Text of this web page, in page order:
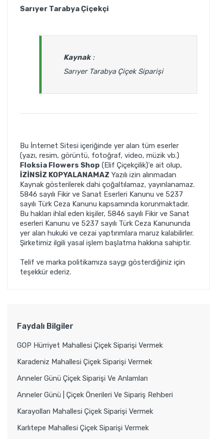
Faydalı Bilgiler
GOP Hürriyet Mahallesi Çiçek Siparişi Vermek
Karadeniz Mahallesi Çiçek Siparişi Vermek
Anneler Günü Çiçek Siparişi Ve Anlamları
Anneler Günü | Çiçek Önerileri Ve Sipariş Rehberi
Karayolları Mahallesi Çiçek Siparişi Vermek
Karlıtepe Mahallesi Çiçek Siparişi Vermek
Sarıyer Tarabya Çiçekçi
Kaynak:
Sarıyer Tarabya Çiçek Siparişi
Bu İnternet Sitesi içeriğinde yer alan tüm eserler
(yazı, resim, görüntü, fotoğraf, video, müzik vb.)
Floksia Flowers Shop (Elif Çiçekçilik)'e ait olup,
İZİNSİZ KOPYALANAMAZ Yazılı izin alınmadan
Kaynak gösterilerek dahi çoğaltılamaz, yayınlanamaz.
5846 sayılı Fikir ve Sanat Eserleri Kanunu ve 5237
sayılı Türk Ceza Kanunu kapsamında korunmaktadır.
Bu hakları ihlal eden kişiler, 5846 sayılı Fikir ve Sanat
eserleri Kanunu ve 5237 sayılı Türk Ceza Kanununda
yer alan hukuki ve cezai yaptırımlara maruz kalabilirler.
Şirketimiz ilgili yasal işlem başlatma hakkına sahiptir.
Telif ve marka politikamıza saygı gösterdiğiniz için
teşekkür ederiz.